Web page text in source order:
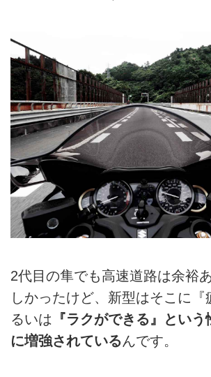
2代目の隼でも高速道路は余裕
しかったけど、新型はそこに『
るいは 『ラクができる』とい
に増強されているんです。